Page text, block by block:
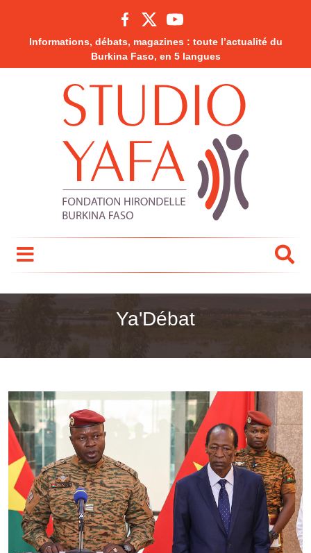
Informations, débats, magazines : toute l’actualité du
Burkina Faso, en 5 langues
Ya'Débat